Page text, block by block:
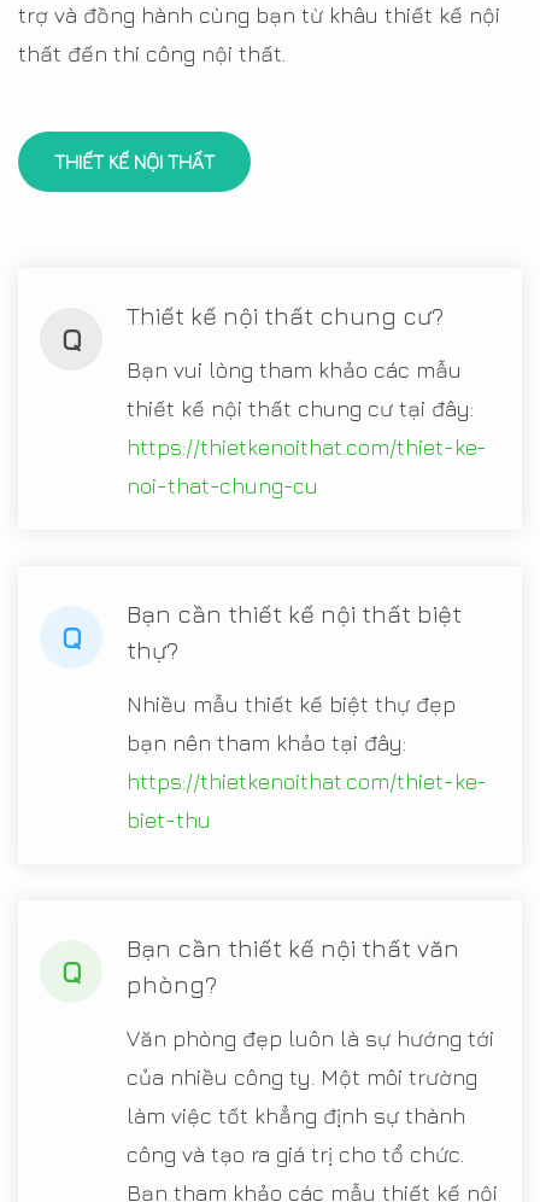
trợ và đồng hành cùng bạn từ khâu thiết kế nội
thất đến thi công nội thất.
THIẾT KẾ NỘI THẤT
Q
Thiết kế nội thất chung cư?
Bạn vui lòng tham khảo các mẫu
thiết kế nội thất chung cư tại đây:
https://thietkenoithat.com/thiet-ke-
noi-that-chung-cu
Q
Bạn cần thiết kế nội thất biệt
thự?
Nhiều mẫu thiết kế biệt thự đẹp
bạn nên tham khảo tại đây:
https://thietkenoithat.com/thiet-ke-
biet-thu
Q
Bạn cần thiết kế nội thất văn
phòng?
Văn phòng đẹp luôn là sự hướng tới
của nhiều công ty. Một môi trường
làm việc tốt khẳng định sự thành
công và tạo ra giá trị cho tổ chức.
Bạn tham khảo các mẫu thiết kế nội